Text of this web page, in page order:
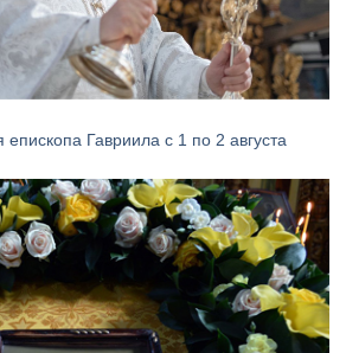
Гавриила с 1 по 2 августа